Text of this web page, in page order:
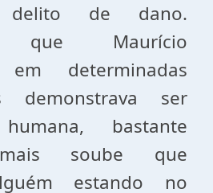
de dano.
que Maurício
determinadas
demonstrava ser
humana, bastante
soube que
estando no